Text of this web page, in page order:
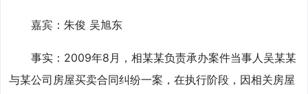
嘉宾：朱俊 吴旭东
事实：2009年8月，相某某负责承办案件当事人吴某某
与某公司房屋买卖合同纠纷一案，在执行阶段，因相关房屋